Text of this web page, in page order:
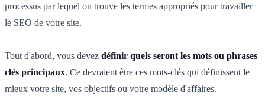
processus par lequel on trouve les termes appropriés pour travailler
le SEO de votre site.
Tout d'abord, vous devez définir quels seront les mots ou phrases
clés principaux. Ce devraient être ces mots-clés qui définissent le
mieux votre site, vos objectifs ou votre modèle d'affaires.